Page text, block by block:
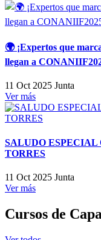
🌍 ¡Expertos que
llegan a
11 Oct 2025 Junta
Ver más
SALUDO
TORRES
11 Oct 2025 Junta
Ver más
Cursos de